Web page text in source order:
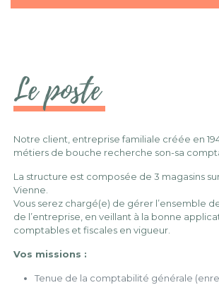
Le poste
Notre client, entreprise familiale créée en
métiers de bouche recherche son-sa
La structure est composée de 3 magasins
Vienne.
Vous serez chargé(e) de gérer l’ensemble
de l’entreprise, en veillant à la bonne
comptables et fiscales en vigueur.
Vos missions :
Tenue de la comptabilité générale